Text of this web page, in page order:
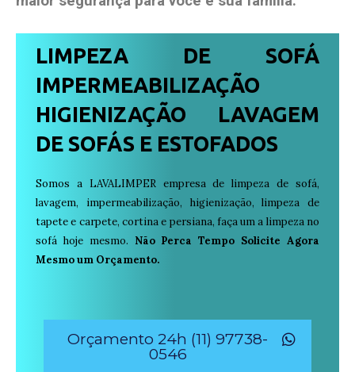
LIMPEZA DE SOFÁ
IMPERMEABILIZAÇÃO
HIGIENIZAÇÃO LAVAGEM
DE SOFÁS E ESTOFADOS
Somos a LAVALIMPER empresa de limpeza de sofá,
lavagem, impermeabilização, higienização, limpeza de
tapete e carpete, cortina e persiana, faça um a limpeza no
sofá hoje mesmo. Não Perca Tempo Solicite Agora
Mesmo um Orçamento.
Orçamento 24h (11) 97738-
0546